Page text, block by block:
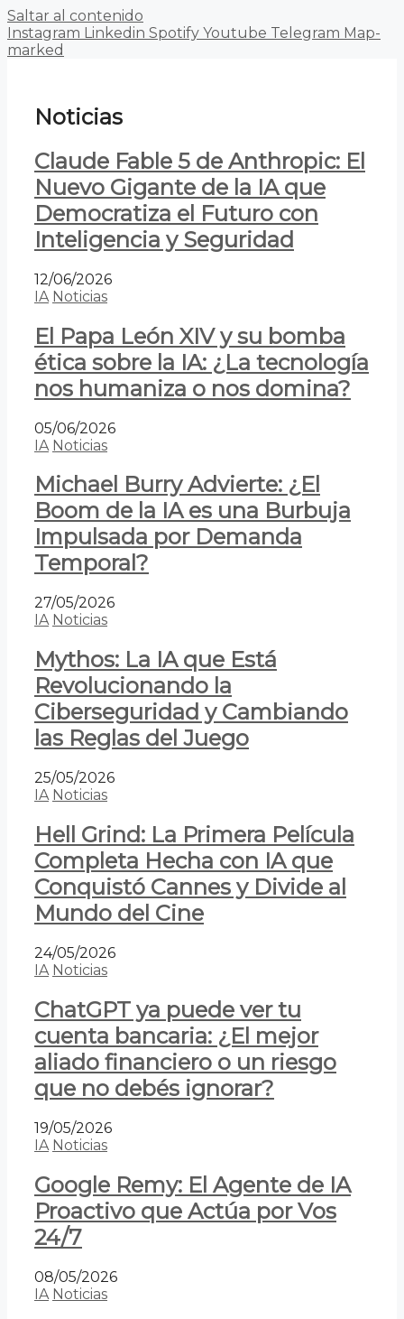
Saltar al contenido
Instagram Linkedin Spotify Youtube Telegram Map-
marked
Noticias
Claude Fable 5 de Anthropic: El
Nuevo Gigante de la IA que
Democratiza el Futuro con
Inteligencia y Seguridad
12/06/2026
IA Noticias
El Papa León XIV y su bomba
ética sobre la IA: ¿La tecnología
nos humaniza o nos domina?
05/06/2026
IA Noticias
Michael Burry Advierte: ¿El
Boom de la IA es una Burbuja
Impulsada por Demanda
Temporal?
27/05/2026
IA Noticias
Mythos: La IA que Está
Revolucionando la
Ciberseguridad y Cambiando
las Reglas del Juego
25/05/2026
IA Noticias
Hell Grind: La Primera Película
Completa Hecha con IA que
Conquistó Cannes y Divide al
Mundo del Cine
24/05/2026
IA Noticias
ChatGPT ya puede ver tu
cuenta bancaria: ¿El mejor
aliado financiero o un riesgo
que no debés ignorar?
19/05/2026
IA Noticias
Google Remy: El Agente de IA
Proactivo que Actúa por Vos
24/7
08/05/2026
IA Noticias